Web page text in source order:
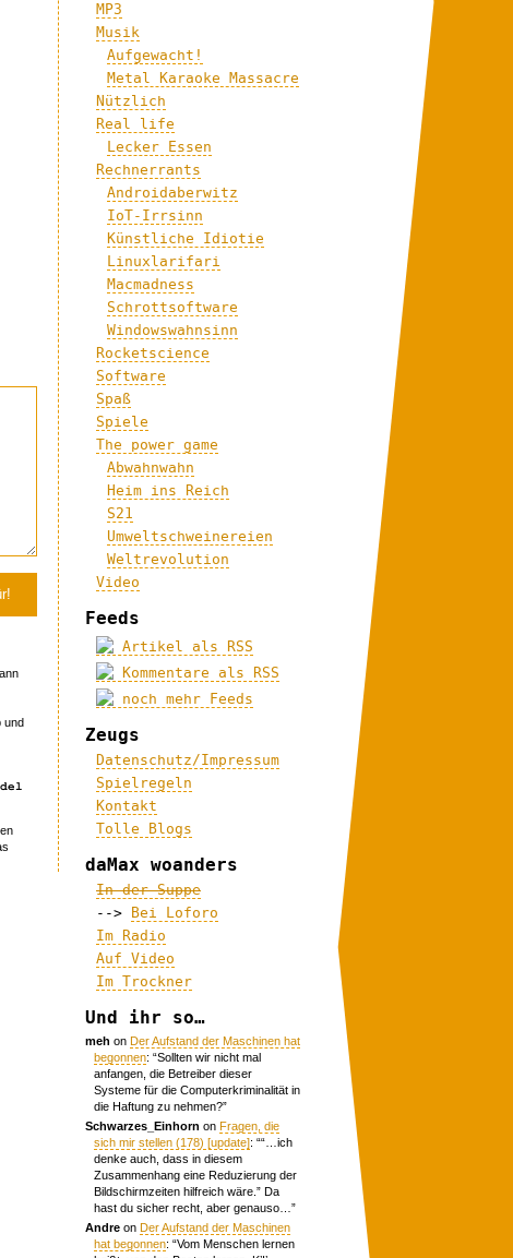
und
MP3
Musik
Aufgewacht!
Metal Karaoke Massacre
Nützlich
Real life
Lecker Essen
Rechnerrants
Androidaberwitz
IoT-Irrsinn
Künstliche Idiotie
Linuxlarifari
Macmadness
Schrottsoftware
Windowswahnsinn
Rocketscience
Software
Spaß
Spiele
The power game
Abwahnwahn
Heim ins Reich
S21
Umweltschweinereien
Weltrevolution
Video
Feeds
Artikel als RSS
Kommentare als RSS
noch mehr Feeds
Zeugs
Datenschutz/Impressum
Spielregeln
Kontakt
Tolle Blogs
daMax woanders
In der Suppe
-->
Bei Loforo
Im Radio
Auf Video
Im Trockner
Und ihr so…
meh onDer Aufstand der Maschinen hat
begonnen: “Sollten wir nicht mal
anfangen, die Betreiber dieser
Systeme für die Computerkriminalität in
die Haftung zu nehmen?”
Schwarzes_Einhorn onFragen, die
sich mir stellen (178) [update]: ““…ich
denke auch, dass in diesem
Zusammenhang eine Reduzierung der
Bildschirmzeiten hilfreich wäre.” Da
hast du sicher recht, aber genauso… ”
Andre onDer Aufstand der Maschinen
hat begonnen: “Vom Menschen lernen